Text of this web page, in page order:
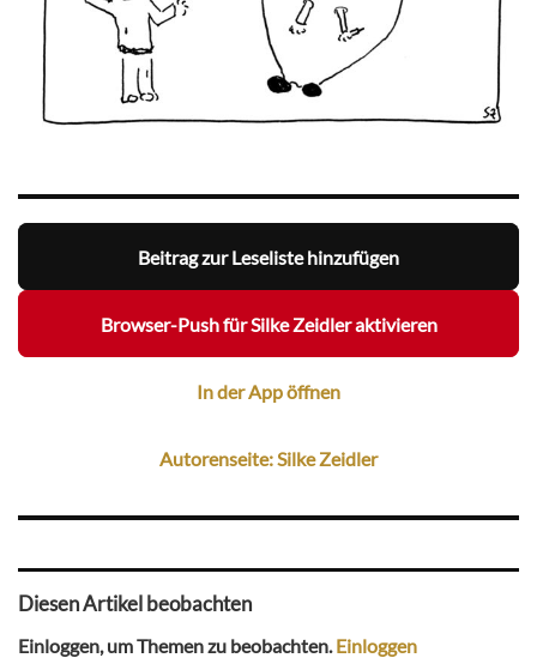
Beitrag zur Leseliste hinzufügen
Browser-Push für Silke Zeidler aktivieren
In der App öffnen
Autorenseite: Silke Zeidler
Diesen Artikel beobachten
Einloggen, um Themen zu beobachten.Einloggen